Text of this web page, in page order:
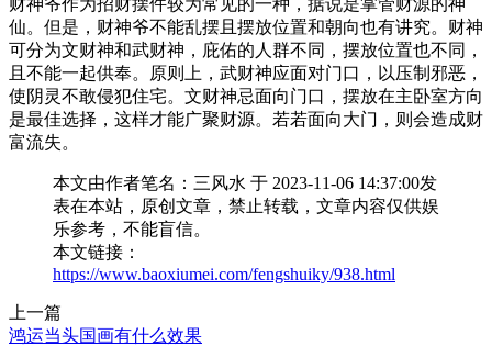
仙。但是，财神爷不能乱摆且摆放位置和朝向也有讲究。财神
可分为文财神和武财神，庇佑的人群不同，摆放位置也不同，
且不能一起供奉。原则上，武财神应面对门口，以压制邪恶，
使阴灵不敢侵犯住宅。文财神忌面向门口，摆放在主卧室方向
是最佳选择，这样才能广聚财源。若若面向大门，则会造成财
富流失。
本文由作者笔名：三风水 于 2023-11-06 14:37:00发
表在本站，原创文章，禁止转载，文章内容仅供娱
乐参考，不能盲信。
本文链接：
https://www.baoxiumei.com/fengshuiky/938.html
上一篇
鸿运当头国画有什么效果